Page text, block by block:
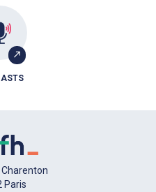
Paris